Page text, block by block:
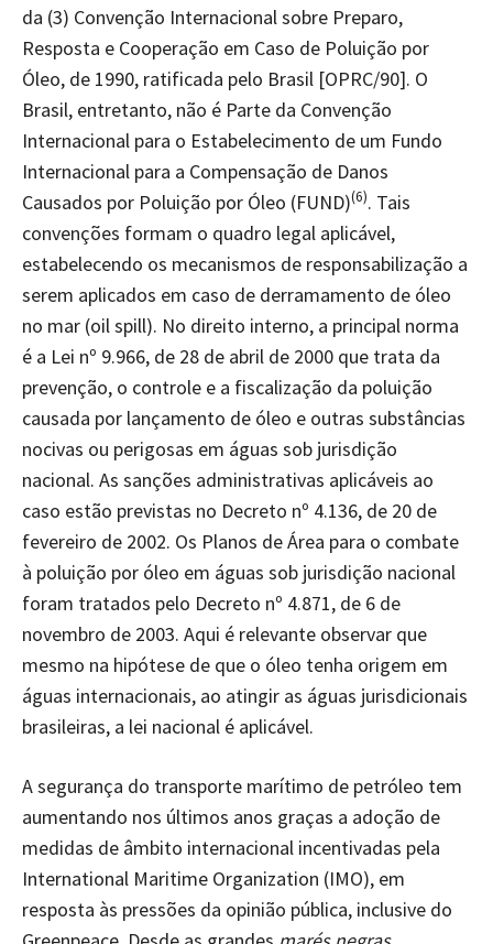
da (3) Convenção Internacional sobre Preparo,
Resposta e Cooperação em Caso de Poluição por
Óleo, de 1990, ratificada pelo Brasil [OPRC/90]. O
Brasil, entretanto, não é Parte da Convenção
Internacional para o Estabelecimento de um Fundo
Internacional para a Compensação de Danos
Causados por Poluição por Óleo (FUND)(6). Tais
convenções formam o quadro legal aplicável,
estabelecendo os mecanismos de responsabilização a
serem aplicados em caso de derramamento de óleo
no mar (oil spill). No direito interno, a principal norma
é a Lei nº 9.966, de 28 de abril de 2000 que trata da
prevenção, o controle e a fiscalização da poluição
causada por lançamento de óleo e outras substâncias
nocivas ou perigosas em águas sob jurisdição
nacional. As sanções administrativas aplicáveis ao
caso estão previstas no Decreto nº 4.136, de 20 de
fevereiro de 2002. Os Planos de Área para o combate
à poluição por óleo em águas sob jurisdição nacional
foram tratados pelo Decreto nº 4.871, de 6 de
novembro de 2003. Aqui é relevante observar que
mesmo na hipótese de que o óleo tenha origem em
águas internacionais, ao atingir as águas jurisdicionais
brasileiras, a lei nacional é aplicável.
A segurança do transporte marítimo de petróleo tem
aumentando nos últimos anos graças a adoção de
medidas de âmbito internacional incentivadas pela
International Maritime Organization (IMO), em
resposta às pressões da opinião pública, inclusive do